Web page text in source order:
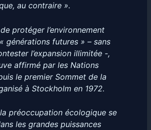
au contraire ».
protéger l’environnement
générations futures » – sans
l’expansion illimitée -,
affirmé par les Nations
le premier Sommet de la
à Stockholm en 1972.
préoccupation écologique se
les grandes puissances